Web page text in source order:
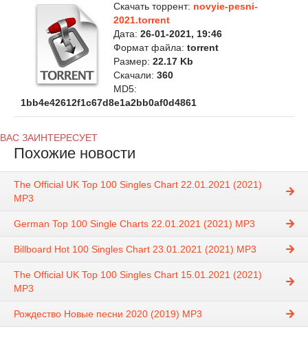
Скачать торрент: novyie-pesni-
2021.torrent
Дата: 26-01-2021, 19:46
Формат файла: torrent
Размер: 22.17 Kb
Скачали: 360
MD5:
1bb4e42612f1c67d8e1a2bb0af0d4861
ВАС ЗАИНТЕРЕСУЕТ
Похожие новости
The Official UK Top 100 Singles Chart 22.01.2021 (2021)
MP3
German Top 100 Single Charts 22.01.2021 (2021) MP3
Billboard Hot 100 Singles Chart 23.01.2021 (2021) MP3
The Official UK Top 100 Singles Chart 15.01.2021 (2021)
MP3
Рождество Новые песни 2020 (2019) MP3